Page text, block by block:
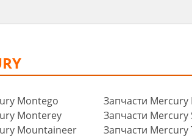
Montego
Monterey
Mountaineer
Запчасти
Запчасти Mercury
Запчасти Mercury